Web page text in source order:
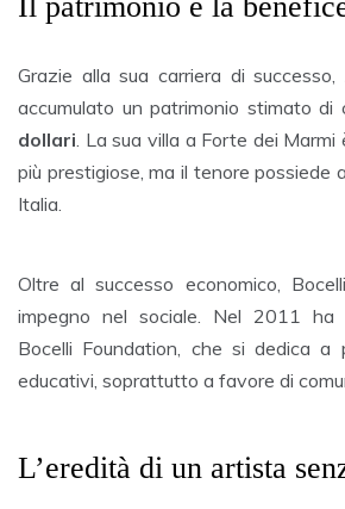
Grazie alla sua carriera di successo,
accumulato un patrimonio stimato di
dollari . La sua villa a Forte dei
più prestigiose, ma il tenore possiede
Italia.
Oltre al successo economico,
impegno nel sociale. Nel 2011
Bocelli Foundation, che si dedica a
educativi, soprattutto a favore di
L’eredità di un artista